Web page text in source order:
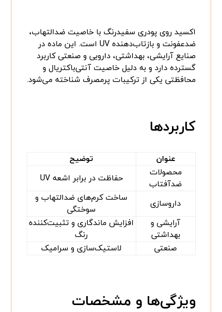
اکسید روی پودری سفیدرنگ با خاصیت ضدالتهاب،
ضدعفونت و بازتاب‌دهنده UV است. این ماده در
صنایع آرایشی، بهداشتی، دارویی و صنعتی کاربرد
گسترده دارد و به دلیل خاصیت آنتی‌باکتریال و
محافظتی یکی از ترکیبات پرمصرف شناخته می‌شود.
کاربردها
عنوان
توضیح
محصولات
ضدآفتاب
حفاظت در برابر اشعه UV
داروسازی
ساخت کرم‌های ضدالتهاب و
سوختگی
آرایشی و
بهداشتی
افزایش ماندگاری و تثبیت‌کننده
رنگ
صنعتی
لاستیک‌سازی و سرامیک
ویژگی‌ها و مشخصات